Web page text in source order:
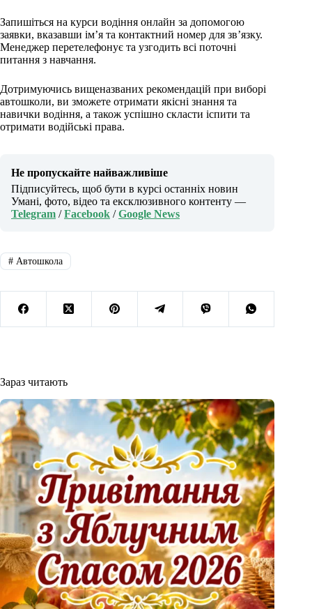
Запишіться на курси водіння онлайн за допомогою
заявки, вказавши ім’я та контактний номер для зв’язку.
Менеджер перетелефонує та узгодить всі поточні
питання з навчання.
Дотримуючись вищеназваних рекомендацій при виборі
автошколи, ви зможете отримати якісні знання та
навички водіння, а також успішно скласти іспити та
отримати водійські права.
Не пропускайте найважливіше
Підписуйтесь, щоб бути в курсі останніх новин
Умані, фото, відео та ексклюзивного контенту —
Telegram /Facebook /Google News
#Автошкола
Зараз читають